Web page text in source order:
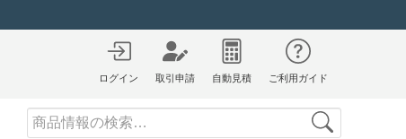
ログイン 取引申請 自動見積 ご利用ガイド
Search